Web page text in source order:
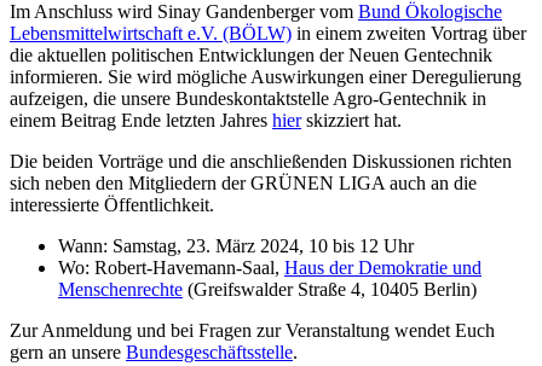
Im Anschluss wird Sinay Gandenberger vom Bund Ökologische
Lebensmittelwirtschaft e.V. (BÖLW) in einem zweiten Vortrag über
die aktuellen politischen Entwicklungen der Neuen Gentechnik
informieren. Sie wird mögliche Auswirkungen einer Deregulierung
aufzeigen, die unsere Bundeskontaktstelle Agro-Gentechnik in
einem Beitrag Ende letzten Jahres hierskizziert hat.
Die beiden Vorträge und die anschließenden Diskussionen richten
sich neben den Mitgliedern der GRÜNEN LIGA auch an die
interessierte Öffentlichkeit.
Wann: Samstag, 23. März 2024, 10 bis 12 Uhr
Wo: Robert-Havemann-Saal, Haus der Demokratie und
Menschenrechte (Greifswalder Straße 4, 10405 Berlin)
Zur Anmeldung und bei Fragen zur Veranstaltung wendet Euch
gern an unsere Bundesgeschäftsstelle.